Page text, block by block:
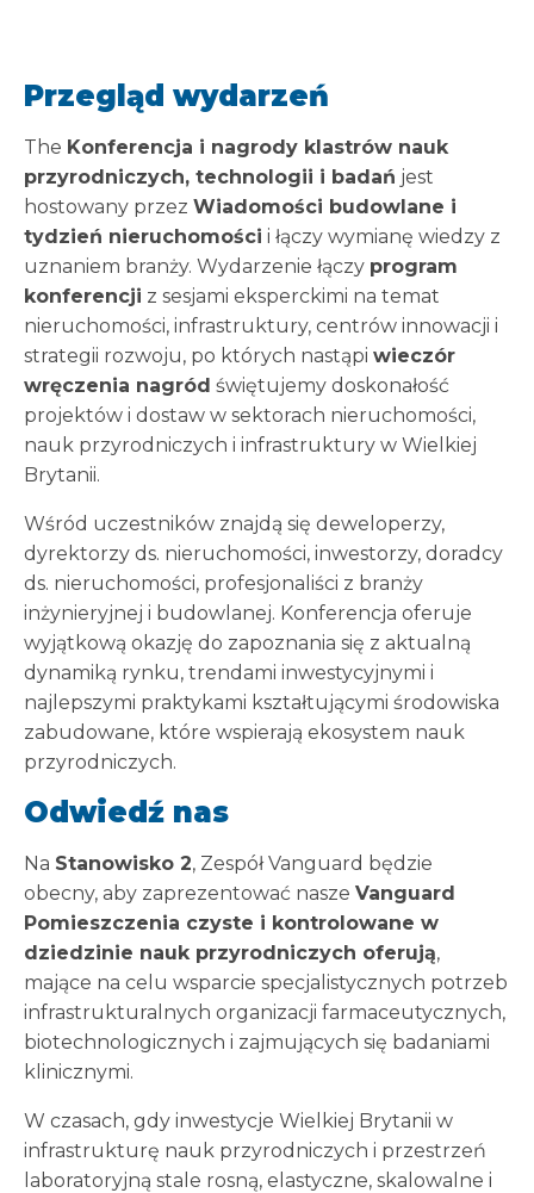
Przegląd wydarzeń
The Konferencja i nagrody klastrów nauk
przyrodniczych, technologii i badań jest
hostowany przez Wiadomości budowlane i
tydzień nieruchomości i łączy wymianę wiedzy z
uznaniem branży. Wydarzenie łączy program
konferencji z sesjami eksperckimi na temat
nieruchomości, infrastruktury, centrów innowacji i
strategii rozwoju, po których nastąpi wieczór
wręczenia nagród świętujemy doskonałość
projektów i dostaw w sektorach nieruchomości,
nauk przyrodniczych i infrastruktury w Wielkiej
Brytanii.
Wśród uczestników znajdą się deweloperzy,
dyrektorzy ds. nieruchomości, inwestorzy, doradcy
ds. nieruchomości, profesjonaliści z branży
inżynieryjnej i budowlanej. Konferencja oferuje
wyjątkową okazję do zapoznania się z aktualną
dynamiką rynku, trendami inwestycyjnymi i
najlepszymi praktykami kształtującymi środowiska
zabudowane, które wspierają ekosystem nauk
przyrodniczych.
Odwiedź nas
Na Stanowisko 2, Zespół Vanguard będzie
obecny, aby zaprezentować nasze Vanguard
Pomieszczenia czyste i kontrolowane w
dziedzinie nauk przyrodniczych oferują,
mające na celu wsparcie specjalistycznych potrzeb
infrastrukturalnych organizacji farmaceutycznych,
biotechnologicznych i zajmujących się badaniami
klinicznymi.
W czasach, gdy inwestycje Wielkiej Brytanii w
infrastrukturę nauk przyrodniczych i przestrzeń
laboratoryjną stale rosną, elastyczne, skalowalne i